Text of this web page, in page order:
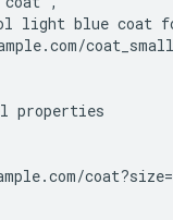
light blue coat
properties